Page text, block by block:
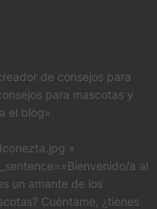
de consejos para
para mascotas y
el blog»
»
a al
un amante de los
Cuéntame, ¿tienes